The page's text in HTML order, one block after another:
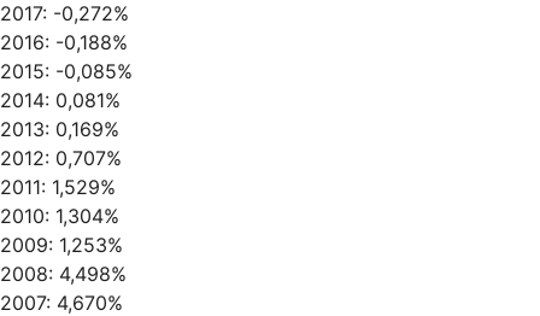
2017: -0,272%
2016: -0,188%
2015: -0,085%
2014: 0,081%
2013: 0,169%
2012: 0,707%
2011: 1,529%
2010: 1,304%
2009: 1,253%
2008: 4,498%
2007: 4,670%